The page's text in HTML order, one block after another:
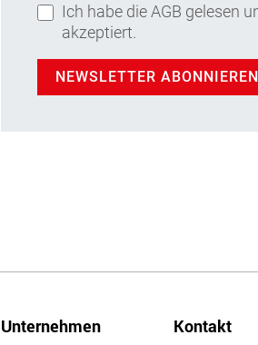
Ich habe die AGB gelesen
akzeptiert.
NEWSLETTER ABONNIEREN
Unternehmen Kontakt